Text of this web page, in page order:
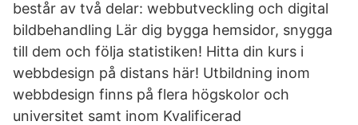
består av två delar: webbutveckling och digital
bildbehandling Lär dig bygga hemsidor, snygga
till dem och följa statistiken! Hitta din kurs i
webbdesign på distans här! Utbildning inom
webbdesign finns på flera högskolor och
universitet samt inom Kvalificerad